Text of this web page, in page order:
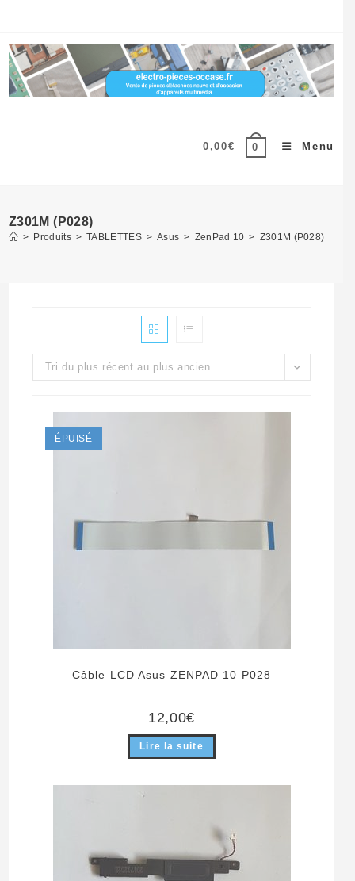
content
0,00€ 0 Menu
Z301M (P028)
> Produits > TABLETTES > Asus > ZenPad 10 > Z301M (P028)
Tri du plus récent au plus ancien
ÉPUISÉ
Câble LCD Asus ZENPAD 10 P028
12,00€
Lire la suite